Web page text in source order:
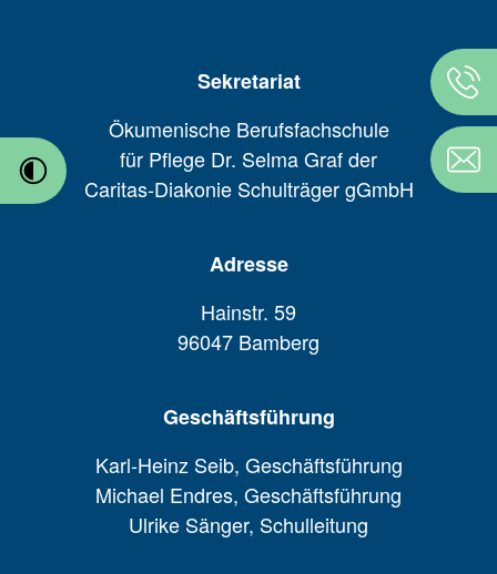
Sekretariat
Ökumenische Berufsfachschule
für Pflege Dr. Selma Graf der
Caritas-Diakonie Schulträger gGmbH
Adresse
Hainstr. 59
96047 Bamberg
Geschäftsführung
Karl-Heinz Seib, Geschäftsführung
Michael Endres, Geschäftsführung
Ulrike Sänger, Schulleitung